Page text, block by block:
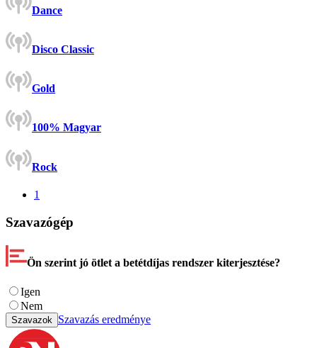
Dance
Disco Classic
Gold
100% Magyar
Rock
1
Szavazógép
Ön szerint jó ötlet a betétdíjas rendszer kiterjesztése?
Igen
Nem
Szavazok Szavazás eredménye